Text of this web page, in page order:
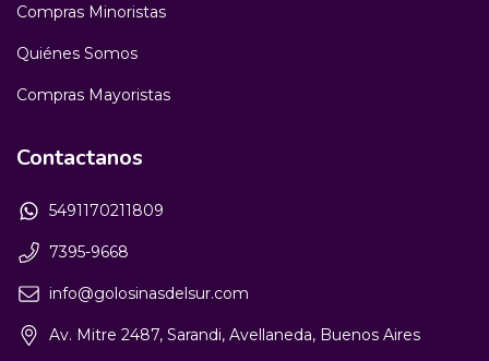
Compras Minoristas
Quiénes Somos
Compras Mayoristas
Contactanos
5491170211809
7395-9668
info@golosinasdelsur.com
Av. Mitre 2487, Sarandi, Avellaneda, Buenos Aires